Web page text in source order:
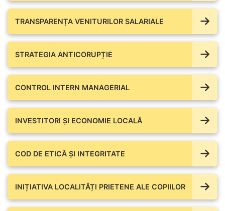
TRANSPARENȚA VENITURILOR SALARIALE
STRATEGIA ANTICORUPȚIE
CONTROL INTERN MANAGERIAL
INVESTITORI ȘI ECONOMIE LOCALĂ
COD DE ETICĂ ȘI INTEGRITATE
INIȚIATIVA LOCALITĂȚI PRIETENE ALE COPIILOR